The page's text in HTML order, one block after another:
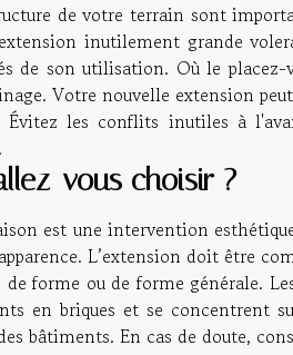
de votre terrain sont
inutilement grande
de son utilisation. Où le
Votre nouvelle extension
les conflits inutiles à
vous choisir ?
est une intervention
L’extension doit être
de forme ou de forme générale.
en briques et se
bâtiments. En cas de doute,